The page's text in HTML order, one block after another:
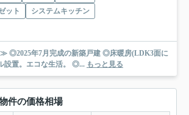
ット
システムキッチン
◎2025年7月完成の新築戸建 ◎床暖房(LDK3面に
設置。エコな生活。 ◎... もっと見る
件の価格相場